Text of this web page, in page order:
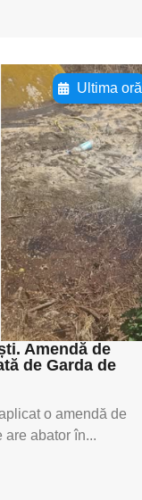
Ultima oră
textul
aici
aici
aici
subti
Amendă de
de Garda de
o amendă de
are abator în...